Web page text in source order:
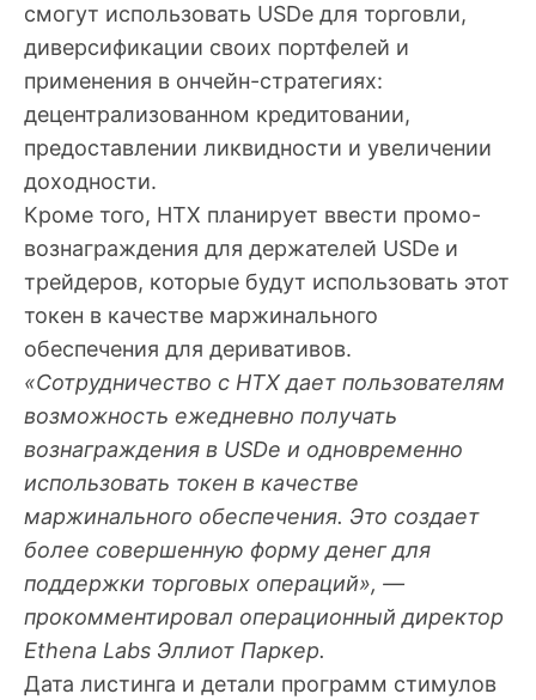
смогут использовать USDe для торговли,
диверсификации своих портфелей и
применения в ончейн-стратегиях:
децентрализованном кредитовании,
предоставлении ликвидности и увеличении
доходности.
Кроме того, HTX планирует ввести промо-
вознаграждения для держателей USDe и
трейдеров, которые будут использовать этот
токен в качестве маржинального
обеспечения для деривативов.
«Сотрудничество с HTX дает пользователям
возможность ежедневно получать
вознаграждения в USDe и одновременно
использовать токен в качестве
маржинального обеспечения. Это создает
более совершенную форму денег для
поддержки торговых операций», —
прокомментировал операционный директор
Ethena Labs Эллиот Паркер.
Дата листинга и детали программ стимулов